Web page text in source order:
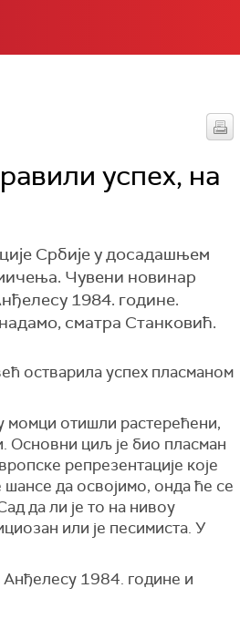
успех, на
Србије у досадашњем
Чувени новинар
1984. године.
сматра Станковић.
остварила успех пласманом
момци отишли растерећени,
Основни циљ је био пласман
репрезентације које
да освојимо, онда ће се
да ли је то на нивоу
или је песимиста. У
Анђелесу 1984. године и